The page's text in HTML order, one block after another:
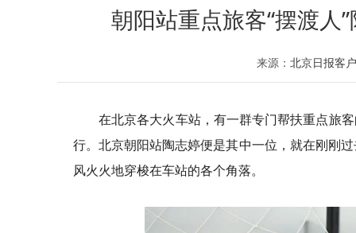
朝阳站重点旅客“摆渡人
来源： 北京日报客
在北京各大火车站，有一群专门帮扶重点旅
行。北京朝阳站陶志婷便是其中一位，就在刚刚
风火火地穿梭在车站的各个角落。